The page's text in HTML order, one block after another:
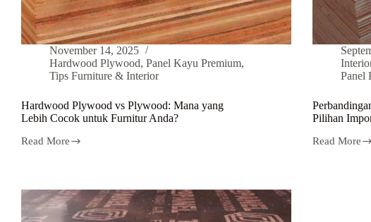
November 14, 2025
Hardwood Plywood, Panel Kayu Premium,
Tips Furniture & Interior
Hardwood Plywood vs Plywood: Mana yang
Lebih Cocok untuk Furnitur Anda?
Read More
Panel
Pilihan
Read More